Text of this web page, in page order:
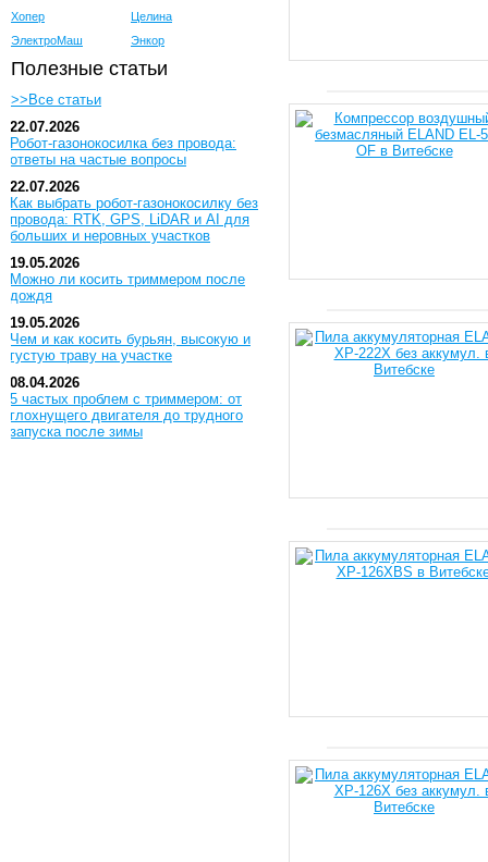
Хопер
Целина
ЭлектроМаш
Энкор
Полезные статьи
>>Все статьи
22.07.2026
Робот-газонокосилка без провода:
ответы на частые вопросы
22.07.2026
Как выбрать робот-газонокосилку без
провода: RTK, GPS, LiDAR и AI для
больших и неровных участков
19.05.2026
Можно ли косить триммером после
дождя
19.05.2026
Чем и как косить бурьян, высокую и
густую траву на участке
08.04.2026
5 частых проблем с триммером: от
глохнущего двигателя до трудного
запуска после зимы